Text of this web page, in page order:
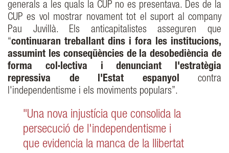
generals a les quals la CUP no es presentava. Des de la
CUP es vol mostrar novament tot el suport al company
Pau Juvillà. Els anticapitalistes asseguren que
“continuaran treballant dins i fora les institucions,
assumint les conseqüències de la desobediència de
forma col·lectiva i denunciant l'estratègia
repressiva de l'Estat espanyol contra
l'independentisme i els moviments populars”.
"Una nova injustícia que consolida la
persecució de l'independentisme i
que evidencia la manca de la llibertat